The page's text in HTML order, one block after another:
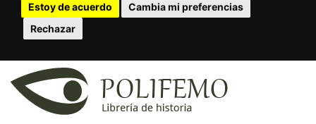
Estoy de acuerdo
Cambia mi preferencias
Rechazar